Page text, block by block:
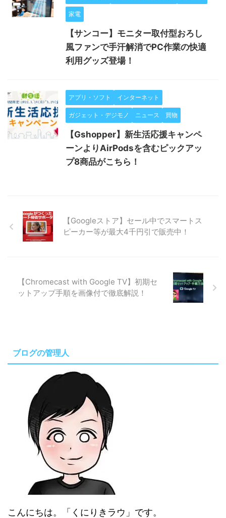
家電
【サンコー】モニター取付型おろし
風ファンで手汗解消でPC作業の快適
利用グッズ登場！
アプリ・ソフト インターネット
ガジェット・デジモノ ニュース 買物
【Gshopper】新生活応援キャンペ
ーンよりAirPodsを含むピックアッ
プ8商品がこちら！
【Googleストア】セール中でスマートス
ピーカー等が最大4千円引で販売中！
【Chromecast with Google TV】初期セ
ットアップ手順を画像付で徹底解説！
ブログの管理人
こんにちは。「くにりきラウ」です。